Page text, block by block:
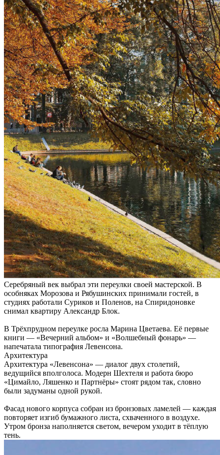
Серебряный век выбрал эти переулки своей мастерской. В
особняках Морозова и Рябушинских принимали гостей, в
студиях работали Суриков и Поленов, на Спиридоновке
снимал квартиру Александр Блок.
В Трёхпрудном переулке росла Марина Цветаева. Её первые
книги — «Вечерний альбом» и «Волшебный фонарь» —
напечатала типография Левенсона.
Архитектура
Архитектура «Левенсона» — диалог двух столетий,
ведущийся вполголоса. Модерн Шехтеля и работа бюро
«Цимайло, Ляшенко и Партнёры» стоят рядом так, словно
были задуманы одной рукой.
Фасад нового корпуса собран из бронзовых ламелей — каждая
повторяет изгиб бумажного листа, схваченного в воздухе.
Утром бронза наполняется светом, вечером уходит в тёплую
тень.